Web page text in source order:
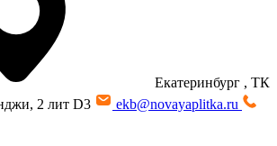
Екатеринбург , ТК
2 лит D3
ekb@novayaplitka.ru